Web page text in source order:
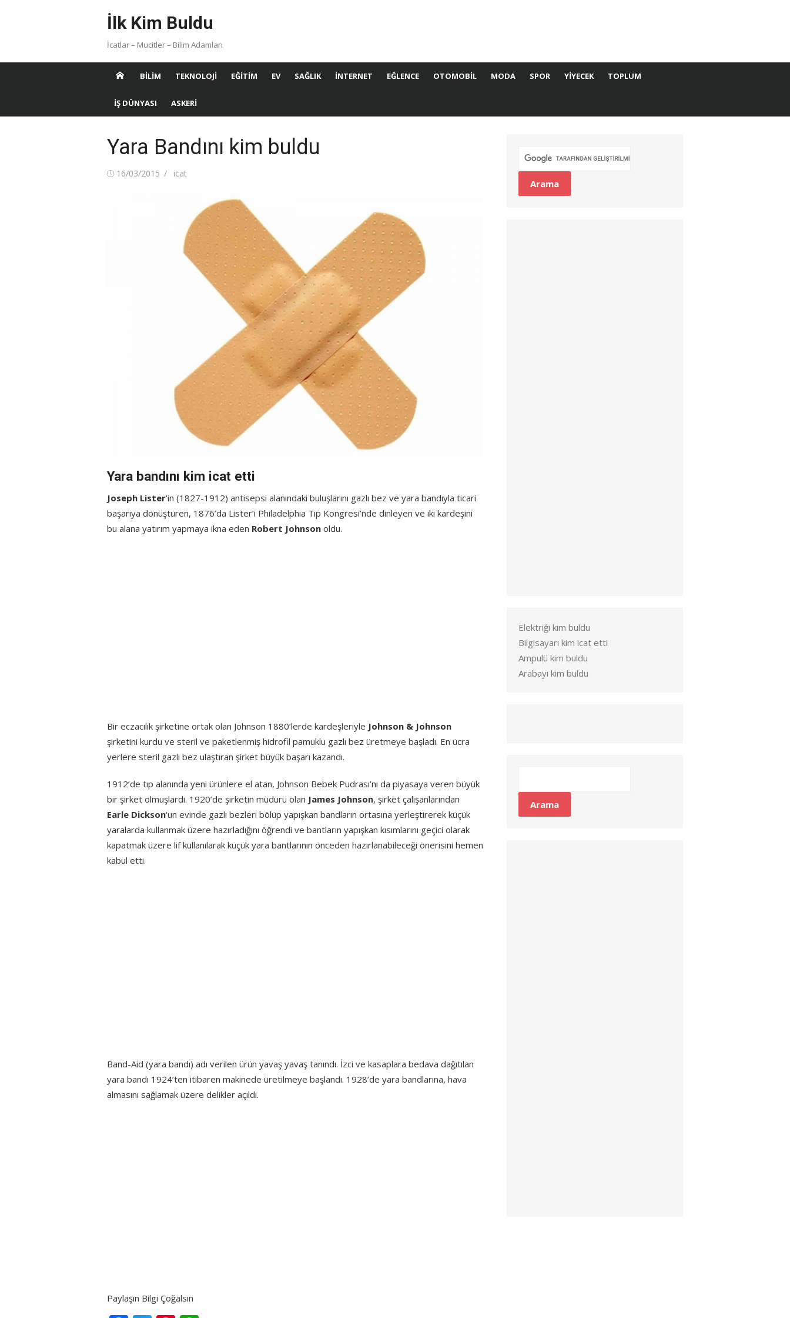
İlk Kim Buldu
İcatlar – Mucitler – Bilim Adamları
BILIM TEKNOLOJI EĞITIM EV SAĞLIK İNTERNET EĞLENCE OTOMOBIL MODA SPOR YIYECEK TOPLUM
İŞ DÜNYASI ASKERI
Yara Bandını kim buldu
Posted
16/03/2015 Author
icat
Yara bandını kim icat etti
Joseph Lister‘in (1827-1912) antisepsi alanındaki buluşlarını gazlı bez ve yara bandıyla ticari
başarıya dönüştüren, 1876’da Lister’i Philadelphia Tıp Kongresi’nde dinleyen ve iki kardeşini
bu alana yatırım yapmaya ikna eden Robert Johnson oldu.
Bir eczacılık şirketine ortak olan Johnson 1880’lerde kardeşleriyle Johnson & Johnson
şirketini kurdu ve steril ve paketlenmiş hidrofil pamuklu gazlı bez üretmeye başladı. En ücra
yerlere steril gazlı bez ulaştıran şirket büyük başarı kazandı.
1912’de tıp alanında yeni ürünlere el atan, Johnson Bebek Pudrası’nı da piyasaya veren büyük
bir şirket olmuşlardı. 1920’de şirketin müdürü olan James Johnson, şirket çalışanlarından
Earle Dickson‘un evinde gazlı bezleri bölüp yapışkan bandların ortasına yerleştirerek küçük
yaralarda kullanmak üzere hazırladığını öğrendi ve bantların yapışkan kısımlarını geçici olarak
kapatmak üzere lif kullanılarak küçük yara bantlarının önceden hazırlanabileceği önerisini hemen
kabul etti.
Band-Aid (yara bandı) adı verilen ürün yavaş yavaş tanındı. İzci ve kasaplara bedava dağıtılan
yara bandı 1924’ten itibaren makinede üretilmeye başlandı. 1928’de yara bandlarına, hava
almasını sağlamak üzere delikler açıldı.
Paylaşın Bilgi Çoğalsın
Elektriği kim buldu
Bilgisayarı kim icat etti
Ampulü kim buldu
Arabayı kim buldu